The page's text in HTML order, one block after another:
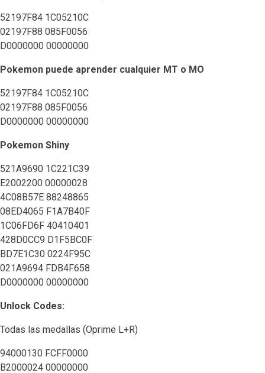
52197F84 1C05210C
02197F88 085F0056
D0000000 00000000
Pokemon puede aprender cualquier MT o MO
52197F84 1C05210C
02197F88 085F0056
D0000000 00000000
Pokemon Shiny
521A9690 1C221C39
E2002200 00000028
4C08B57E 88248865
08ED4065 F1A7B40F
1C06FD6F 40410401
428D0CC9 D1F5BC0F
BD7E1C30 0224F95C
021A9694 FDB4F658
D0000000 00000000
Unlock Codes:
Todas las medallas (Oprime L+R)
94000130 FCFF0000
B2000024 00000000